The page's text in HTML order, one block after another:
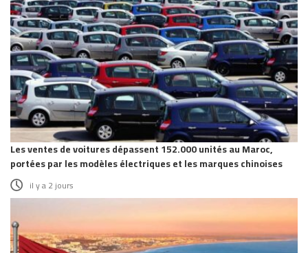
Les ventes de voitures dépassent 152.000 unités au Maroc,
portées par les modèles électriques et les marques chinoises
il y a 2 jours